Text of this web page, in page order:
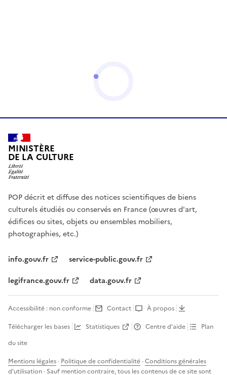
MINISTÈRE
DE LA CULTURE
POP décrit et diffuse des notices scientifiques de biens
culturels étudiés ou conservés en France (œuvres d'art,
édifices ou sites, objets ou ensembles mobiliers,
photographies, etc.)
info.gouv.fr
service-public.gouv.fr
legifrance.gouv.fr
data.gouv.fr
Accessibilité : non conforme Contact
À propos
Télécharger les bases
Statistiques Centre d’aide
Plan
du site
Mentions légales · Politique de confidentialité ·Conditions générales
d'utilisation · Sauf mention contraire, tous les contenus de ce site sont